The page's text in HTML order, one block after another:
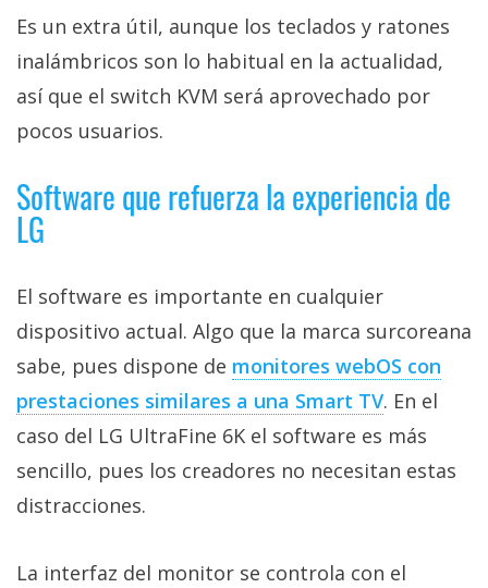
Es un extra útil, aunque los teclados y ratones
inalámbricos son lo habitual en la actualidad,
así que el switch KVM será aprovechado por
pocos usuarios.
Software que refuerza la experiencia de
LG
El software es importante en cualquier
dispositivo actual. Algo que la marca surcoreana
sabe, pues dispone de monitores webOS con
prestaciones similares a una Smart TV. En el
caso del LG UltraFine 6K el software es más
sencillo, pues los creadores no necesitan estas
distracciones.
La interfaz del monitor se controla con el